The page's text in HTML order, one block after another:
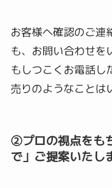
お客様へ確認のご連
も、お問い合わせを
もしつこくお電話し
売りのようなことは
②プロの視点をも
で」ご提案いたし